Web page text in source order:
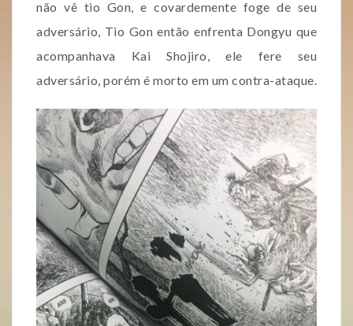
não vê tio Gon, e covardemente foge de seu
adversário, Tio Gon então enfrenta Dongyu que
acompanhava Kai Shojiro, ele fere seu
adversário, porém é morto em um contra-ataque.